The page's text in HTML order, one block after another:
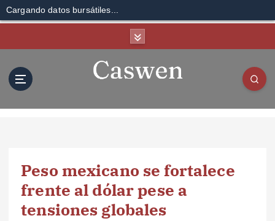
Cargando datos bursátiles...
Peso mexicano se fortalece
frente al dólar pese a
tensiones globales